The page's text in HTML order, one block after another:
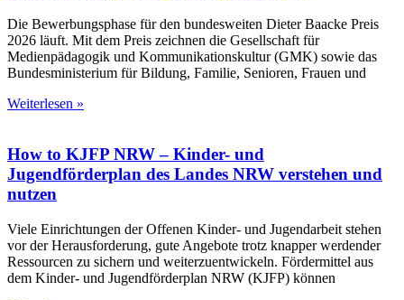
Die Bewerbungsphase für den bundesweiten Dieter Baacke Preis
2026 läuft. Mit dem Preis zeichnen die Gesellschaft für
Medienpädagogik und Kommunikationskultur (GMK) sowie das
Bundesministerium für Bildung, Familie, Senioren, Frauen und
Weiterlesen »
How to KJFP NRW – Kinder- und
Jugendförderplan des Landes NRW verstehen und
nutzen
Viele Einrichtungen der Offenen Kinder- und Jugendarbeit stehen
vor der Herausforderung, gute Angebote trotz knapper werdender
Ressourcen zu sichern und weiterzuentwickeln. Fördermittel aus
dem Kinder- und Jugendförderplan NRW (KJFP) können